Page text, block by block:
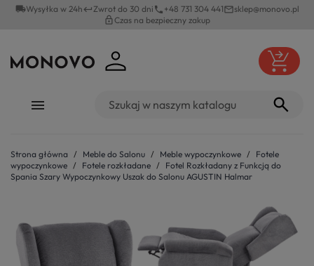
local_shippingWysyłka w 24hkeyboard_returnZwrot do 30 dni phone +48 731 304 441mail_outlinesklep@monovo.pl
lock_outlineCzas na bezpieczny zakup
Strona główna Meble do Salonu Meble wypoczynkowe
Fotele
wypoczynkowe
Fotele rozkładane
Fotel Rozkładany z Funkcją do
Spania Szary Wypoczynkowy Uszak do Salonu AGUSTIN Halmar